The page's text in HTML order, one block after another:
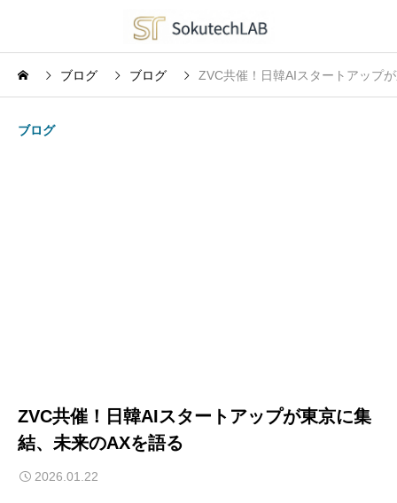
ブログ ブログ ZVC共催！日韓AIスタートアップ
ブログ
ZVC共催！日韓AIスタートアップが東京に集
結、未来のAXを語る
2026.01.22